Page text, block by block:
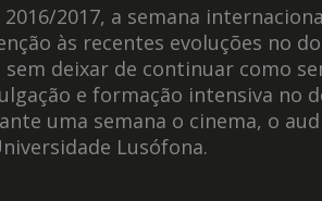
2017, a semana
às recentes evoluções no
deixar de continuar como
e formação intensiva no
uma semana o cinema, o
Lusófona.